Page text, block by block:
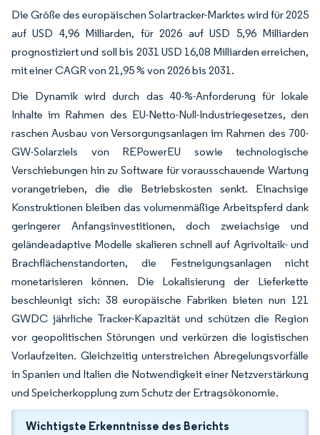
Die Größe des europäischen Solartracker-Marktes wird für 2025
auf USD 4,96 Milliarden, für 2026 auf USD 5,96 Milliarden
prognostiziert und soll bis 2031 USD 16,08 Milliarden erreichen,
mit einer CAGR von 21,95 % von 2026 bis 2031.
Die Dynamik wird durch das 40-%-Anforderung für lokale
Inhalte im Rahmen des EU-Netto-Null-Industriegesetzes, den
raschen Ausbau von Versorgungsanlagen im Rahmen des 700-
GW-Solarziels von REPowerEU sowie technologische
Verschiebungen hin zu Software für vorausschauende Wartung
vorangetrieben, die die Betriebskosten senkt. Einachsige
Konstruktionen bleiben das volumenmäßige Arbeitspferd dank
geringerer Anfangsinvestitionen, doch zweiachsige und
geländeadaptive Modelle skalieren schnell auf Agrivoltaik- und
Brachflächenstandorten, die Festneigungsanlagen nicht
monetarisieren können. Die Lokalisierung der Lieferkette
beschleunigt sich: 38 europäische Fabriken bieten nun 121
GWDC jährliche Tracker-Kapazität und schützen die Region
vor geopolitischen Störungen und verkürzen die logistischen
Vorlaufzeiten. Gleichzeitig unterstreichen Abregelungsvorfälle
in Spanien und Italien die Notwendigkeit einer Netzverstärkung
und Speicherkopplung zum Schutz der Ertragsökonomie.
Wichtigste Erkenntnisse des Berichts